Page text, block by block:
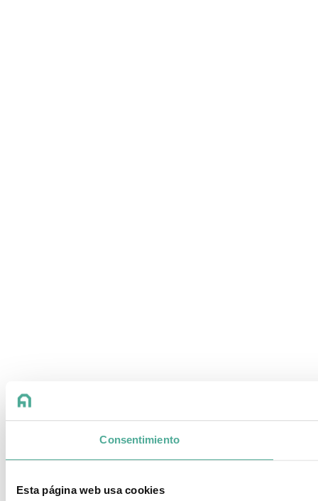
Consentimiento
Esta página web usa cookies